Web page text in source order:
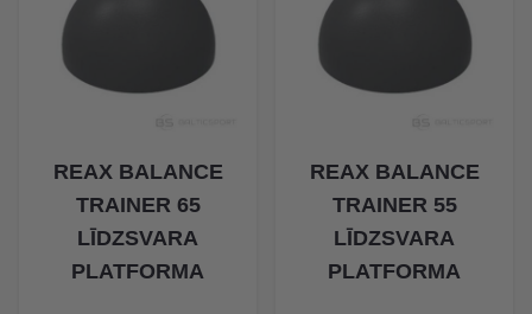
REAX BALANCE
TRAINER 65
LĪDZSVARA
PLATFORMA
REAX BALANCE
TRAINER 55
LĪDZSVARA
PLATFORMA